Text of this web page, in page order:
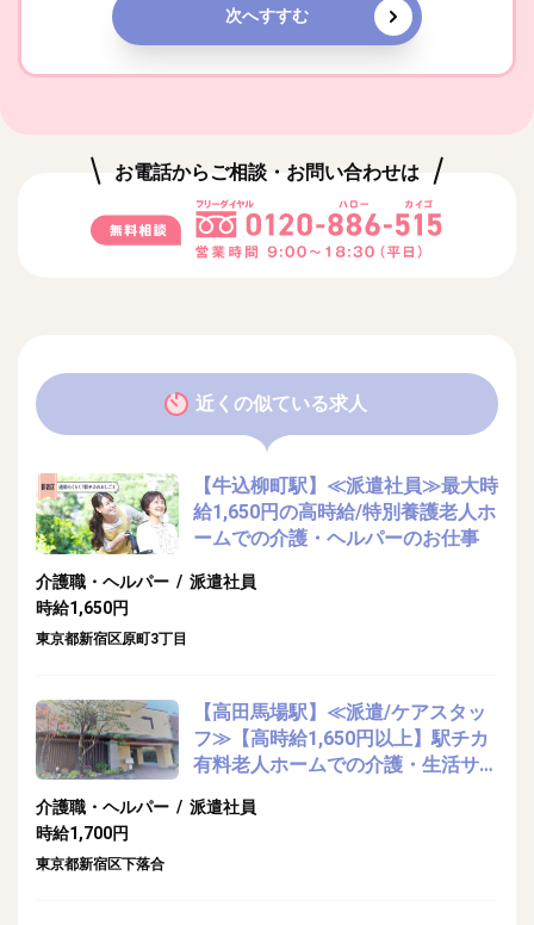
次へすすむ
お電話からご相談・お問い合わせは
近くの似ている求人
【牛込柳町駅】≪派遣社員≫最大時
給1,650円の高時給/特別養護老人ホ
ームでの介護・ヘルパーのお仕事
介護職・ヘルパー / 派遣社員
時給1,650円
東京都新宿区原町3丁目
【高田馬場駅】≪派遣/ケアスタッ
フ≫【高時給1,650円以上】駅チカ
有料老人ホームでの介護・生活サポ
介護職・ヘルパー / 派遣社員
時給1,700円
東京都新宿区下落合